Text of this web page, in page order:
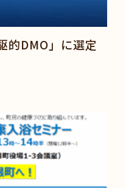
的DMO」に選定